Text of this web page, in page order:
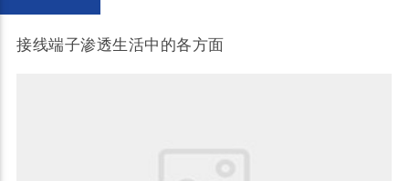
接线端子渗透生活中的各方面